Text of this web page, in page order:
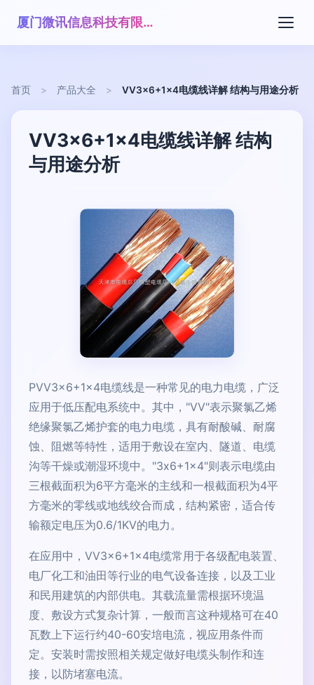
厦门微讯信息科技有限公司
首页 > 产品大全 > VV3x6+1x4电缆线详解 结构与用途分析
VV3x6+1x4电缆线详解 结构
与用途分析
PVV3x6+1x4电缆线是一种常见的电力电缆，广泛
应用于低压配电系统中。其中，"VV"表示聚氯乙烯
绝缘聚氯乙烯护套的电力电缆，具有耐酸碱、耐腐
蚀、阻燃等特性，适用于敷设在室内、隧道、电缆
沟等干燥或潮湿环境中。"3x6+1x4"则表示电缆由
三根截面积为6平方毫米的主线和一根截面积为4平
方毫米的零线或地线绞合而成，结构紧密，适合传
输额定电压为0.6/1KV的电力。
在应用中，VV3x6+1x4电缆常用于各级配电装置、
电厂化工和油田等行业的电气设备连接，以及工业
和民用建筑的内部供电。其载流量需根据环境温
度、敷设方式复杂计算，一般而言这种规格可在40
瓦数上下运行约40-60安培电流，视应用条件而
定。安装时需按照相关规定做好电缆头制作和连
接，以防堵塞电流。